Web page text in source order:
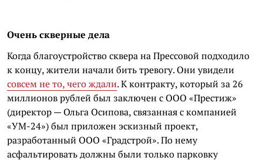
Очень скверные дела
Когда благоустройство сквера на Прессовой подходило
к концу, жители начали бить тревогу. Они увидели
совсем не то, чего ждали. К контракту, который за 26
миллионов рублей был заключен с ООО «Престиж»
(директор — Ольга Осипова, связанная с компанией
«УМ-24») был приложен эскизный проект,
разработанный ООО «Градстрой». По нему
асфальтировать должны были только парковку